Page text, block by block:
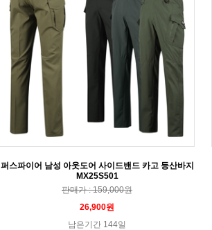
퍼스파이어 남성 아웃도어 사이드밴드 카고 등산바지
MX25S501
판매가 : 159,000원
26,900원
남은기간 144일